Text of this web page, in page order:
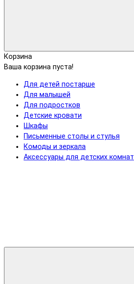
Корзина
Ваша корзина пуста!
Для детей постарше
Для малышей
Для подростков
Детские кровати
Шкафы
Письменные столы и стулья
Комоды и зеркала
Аксессуары для детских комнат